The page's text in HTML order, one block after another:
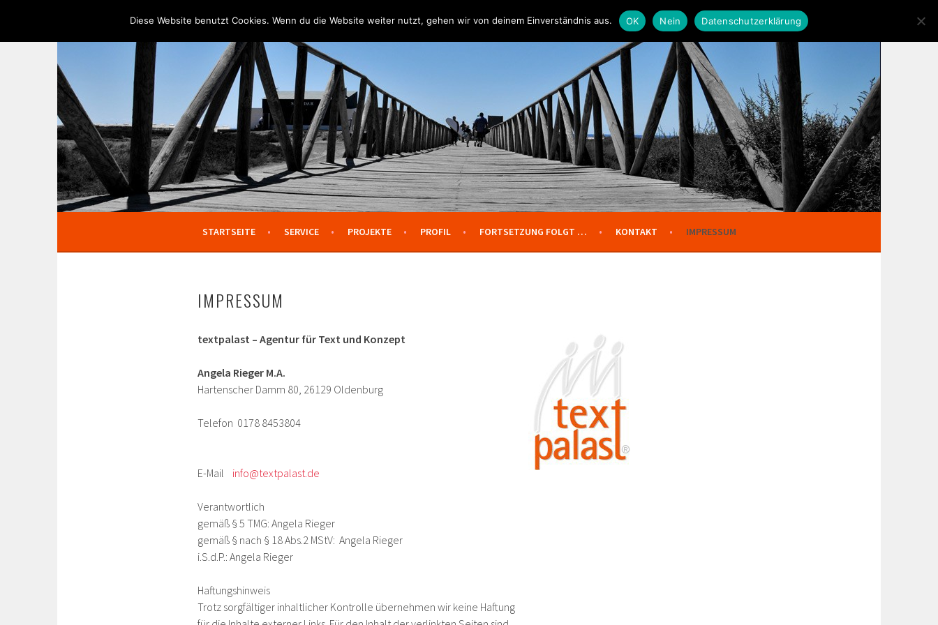
Inhalt
TEXTPALAST
AGENTUR FÜR TEXT & KONZEPT
STARTSEITE SERVICE PROJEKTE PROFIL FORTSETZUNG FOLGT … KONTAKT IMPRESSUM
IMPRESSUM
textpalast – Agentur für Text und Konzept
Angela Rieger M.A.
Hartenscher Damm 80, 26129 Oldenburg
Telefon 0178 8453804
E-Mail info@textpalast.de
Verantwortlich
gemäß § 5 TMG: Angela Rieger
gemäß § nach § 18 Abs.2 MStV: Angela Rieger
i.S.d.P.: Angela Rieger
Haftungshinweis
Trotz sorgfältiger inhaltlicher Kontrolle übernehmen wir keine Haftung
Diese Website benutzt Cookies. Wenn du die Website weiter nutzt, gehen wir von deinem Einverständnis aus. OK Nein Datenschutzerklärung